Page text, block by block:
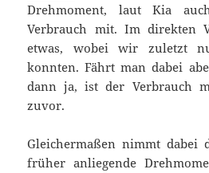
Drehmoment, laut Kia
Verbrauch mit. Im direkten
etwas, wobei wir zuletzt
konnten. Fährt man dabei
dann ja, ist der Verbrauch
zuvor.
Gleichermaßen nimmt dabei
früher anliegende